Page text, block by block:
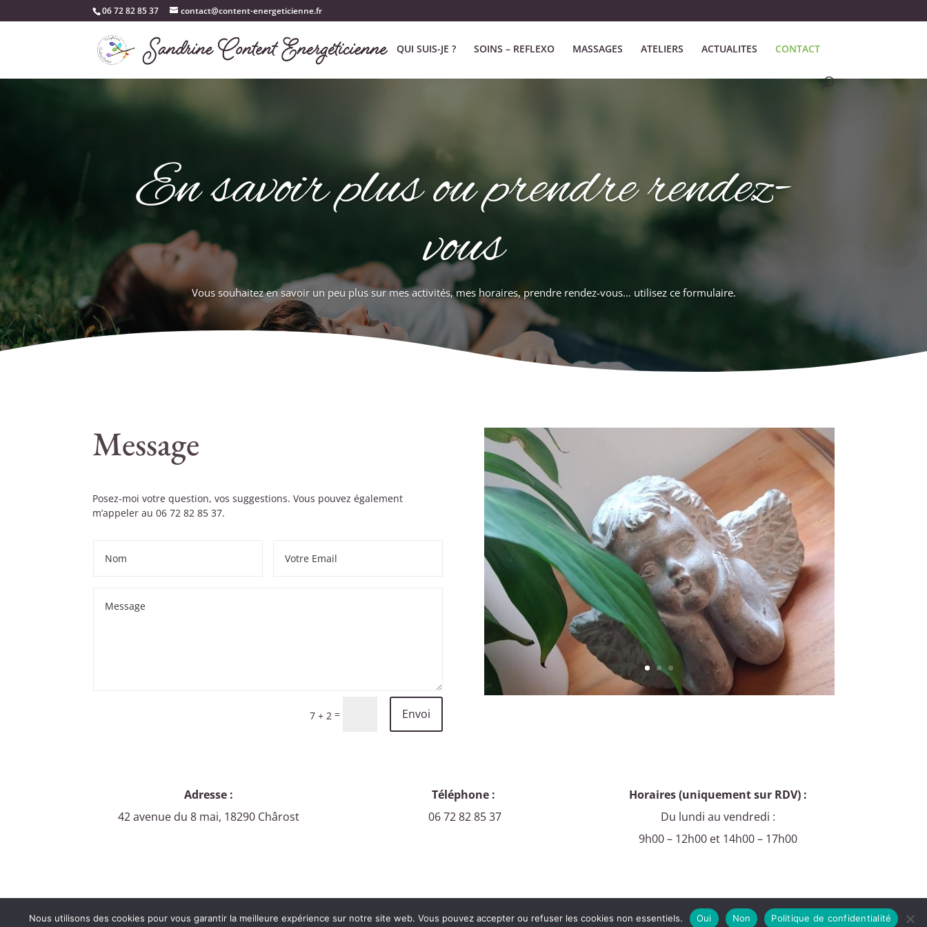
06 72 82 85 37‬ contact@content-energeticienne.fr
QUI SUIS-JE ? SOINS – REFLEXO MASSAGES ATELIERS ACTUALITES CONTACT
En savoir plus ou prendre rendez-
vous
Vous souhaitez en savoir un peu plus sur mes activités, mes horaires, prendre rendez-vous… utilisez ce formulaire.
Message
Posez-moi votre question, vos suggestions. Vous pouvez également
m’appeler au 06 72 82 85 37.
7 + 2 = Envoi
Adresse :
42 avenue du 8 mai, 18290 Chârost
Téléphone :
06 72 82 85 37
Horaires (uniquement sur RDV) :
Du lundi au vendredi :
9h00 – 12h00 et 14h00 – 17h00
Réalisé par 444 Communication- Copyright © 2026. Tous droits réservés. -Mentions légales
Nous utilisons des cookies pour vous garantir la meilleure expérience sur notre site web. Vous pouvez accepter ou refuser les cookies non essentiels. Oui Non Politique de confidentialité